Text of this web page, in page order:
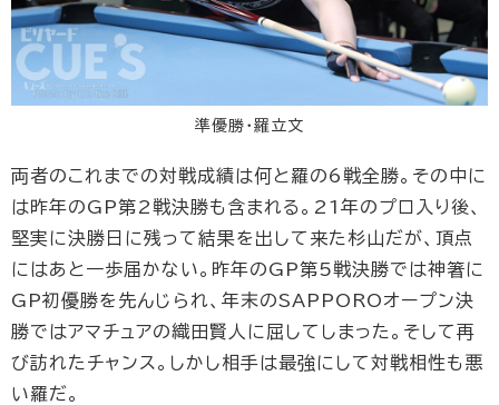
準優勝・羅立文
両者のこれまでの対戦成績は何と羅の6戦全勝。その中に
は昨年のGP第2戦決勝も含まれる。21年のプロ入り後、
堅実に決勝日に残って結果を出して来た杉山だが、頂点
にはあと一歩届かない。昨年のGP第5戦決勝では神箸に
GP初優勝を先んじられ、年末のSAPPOROオープン決
勝ではアマチュアの織田賢人に屈してしまった。そして再
び訪れたチャンス。しかし相手は最強にして対戦相性も悪
い羅だ。